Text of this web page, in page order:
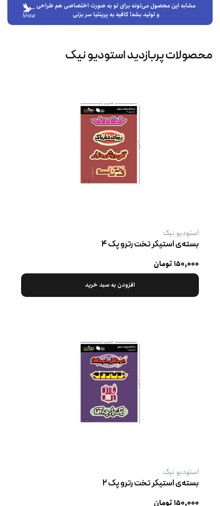
مشابه این محصول می‌تونه برای تو به صورت اختصاصی هم طراحی
و تولید بشه! کافیه به پرینتیا سر بزنی
محصولات پربازدید استودیو نیک
استودیو نیک
بسته‌ی استیکر تخت رترو پک ۴
۱۵۰,۰۰۰ تومان
افزودن به سبد خرید
استودیو نیک
بسته‌ی استیکر تخت رترو پک ۲
۱۵۰,۰۰۰ تومان